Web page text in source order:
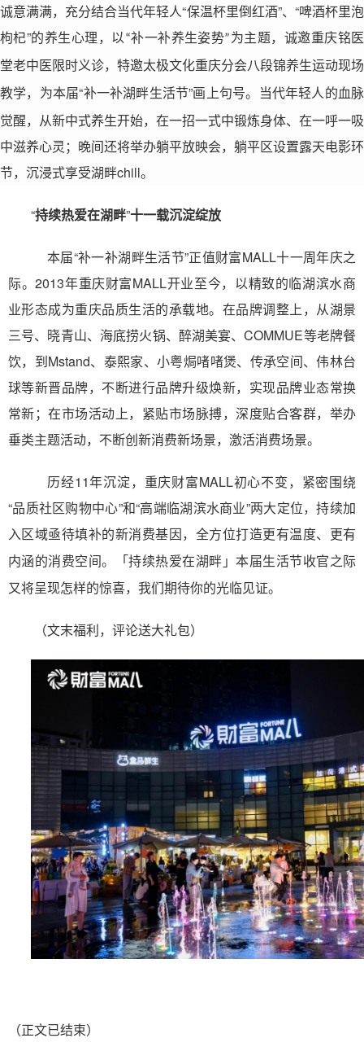
诚意满满，充分结合当代年轻人“保温杯里倒红酒”、“啤酒杯里泡
枸杞”的养生心理，以“补一补养生姿势”为主题，诚邀重庆铭医
堂老中医限时义诊，特邀太极文化重庆分会八段锦养生运动现场
教学，为本届“补一补湖畔生活节”画上句号。当代年轻人的血脉
觉醒，从新中式养生开始，在一招一式中锻炼身体、在一呼一吸
中滋养心灵；晚间还将举办躺平放映会，躺平区设置露天电影环
节，沉浸式享受湖畔chill。
“持续热爱在湖畔”十一载沉淀绽放
本届“补一补湖畔生活节”正值财富MALL十一周年庆之
际。2013年重庆财富MALL开业至今，以精致的临湖滨水商
业形态成为重庆品质生活的承载地。在品牌调整上，从湖景
三号、晓青山、海底捞火锅、醉湖美宴、COMMUE等老牌餐
饮，到Mstand、泰熙家、小粤焗啫啫煲、传承空间、伟林台
球等新晋品牌，不断进行品牌升级焕新，实现品牌业态常换
常新；在市场活动上，紧贴市场脉搏，深度贴合客群，举办
垂类主题活动，不断创新消费新场景，激活消费场景。
历经11年沉淀，重庆财富MALL初心不变，紧密围绕
“品质社区购物中心”和“高端临湖滨水商业”两大定位，持续加
入区域亟待填补的新消费基因，全方位打造更有温度、更有
内涵的消费空间。
「持续热爱在湖畔」本届生活节收官之际
又将呈现怎样的惊喜，我们期待你的光临见证。
（文末福利，评论送大礼包）
（正文已结束）